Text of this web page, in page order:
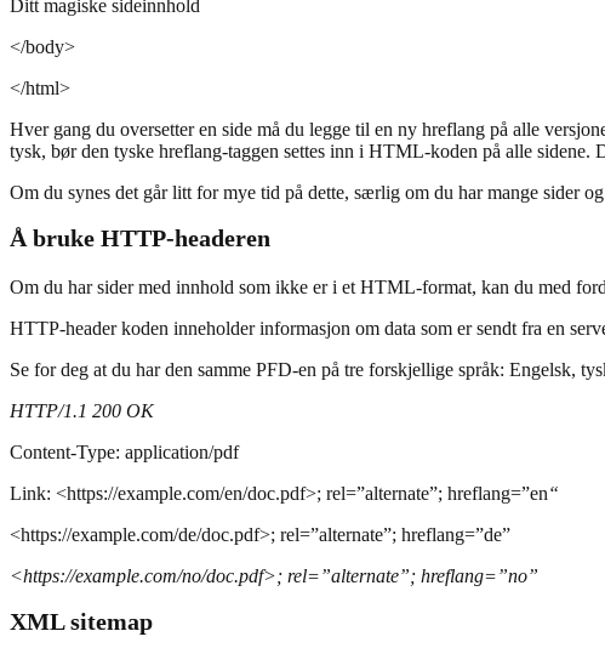
Ditt magiske sideinnhold
</body>
</html>
Hver gang du oversetter en side må du legge til en ny hreflang på alle
tysk, bør den tyske hreflang-taggen settes inn i HTML-koden på alle sidene.
Om du synes det går litt for mye tid på dette, særlig om du har mange sider
Å bruke HTTP-headeren
Om du har sider med innhold som ikke er i et HTML-format, kan du med
HTTP-header koden inneholder informasjon om data som er sendt fra en
Se for deg at du har den samme PFD-en på tre forskjellige språk: Engelsk,
HTTP/1.1 200 OK
Content-Type: application/pdf
Link: <https://example.com/en/doc.pdf>; rel=”alternate”; hreflang=”en“
<https://example.com/de/doc.pdf>; rel=”alternate”; hreflang=”de”
<https://example.com/no/doc.pdf>; rel=”alternate”; hreflang=”no”
XML sitemap